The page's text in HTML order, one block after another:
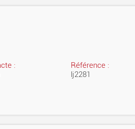
:
Référence :
lj2281